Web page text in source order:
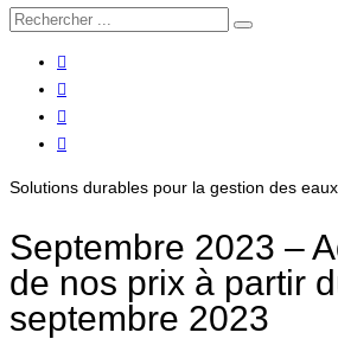
Solutions durables pour la gestion des eaux
Septembre 2023 –
de nos prix à partir
septembre 2023